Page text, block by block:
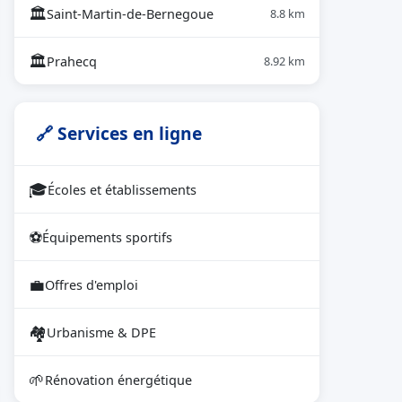
🏛Saint-Martin-de-Bernegoue 8.8 km
🏛Prahecq 8.92 km
🔗 Services en ligne
🎓Écoles et établissements
⚽Équipements sportifs
💼Offres d'emploi
🏘Urbanisme & DPE
🌱Rénovation énergétique